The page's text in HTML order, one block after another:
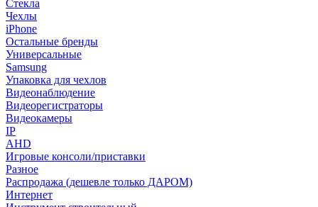
Стекла
Чехлы
iPhone
Остальные бренды
Универсальные
Samsung
Упаковка для чехлов
Видеонаблюдение
Видеорегистраторы
Видеокамеры
IP
AHD
Игровые консоли/приставки
Разное
Распродажа (дешевле только ДАРОМ)
Интернет